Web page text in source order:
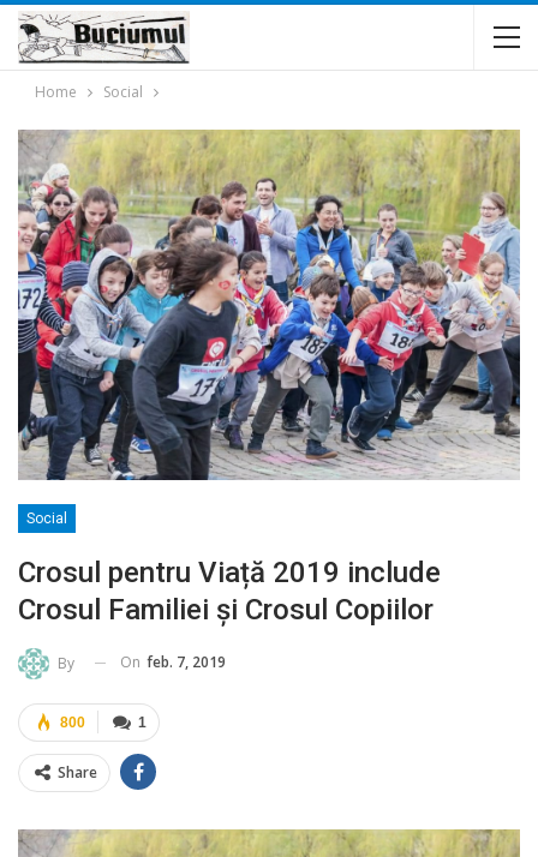
Home Social
Social
Crosul pentru Viață 2019 include
Crosul Familiei și Crosul Copiilor
By On feb. 7, 2019
1
800
Share